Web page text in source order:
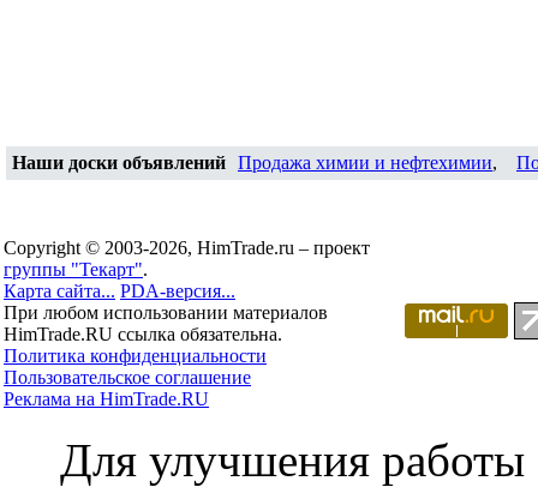
Наши доски объявлений Продажа химии и нефтехимии,
Copyright © 2003-2026, HimTrade.ru – проект
группы "Текарт".
Карта сайта... PDA-версия...
При любом использовании материалов
HimTrade.RU ссылка обязательна.
Политика конфиденциальности
Пользовательское соглашение
Реклама на HimTrade.RU
Для улучшения работы